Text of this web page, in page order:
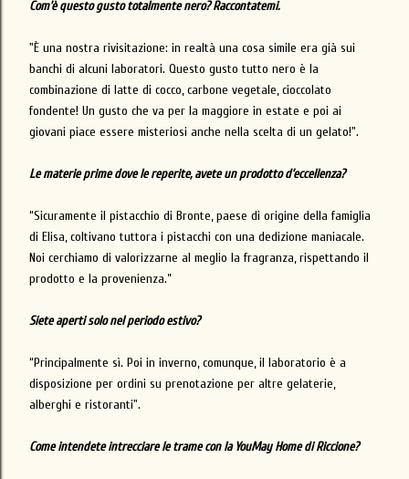
Com’è questo gusto totalmente nero? Raccontatemi.
"È una nostra rivisitazione: in realtà una cosa simile era già sui
banchi di alcuni laboratori. Questo gusto tutto nero è la
combinazione di latte di cocco, carbone vegetale, cioccolato
fondente! Un gusto che va per la maggiore in estate e poi ai
giovani piace essere misteriosi anche nella scelta di un gelato!".
Le materie prime dove le reperite, avete un prodotto d’eccellenza?
“Sicuramente il pistacchio di Bronte, paese di origine della famiglia
di Elisa, coltivano tuttora i pistacchi con una dedizione maniacale.
Noi cerchiamo di valorizzarne al meglio la fragranza, rispettando il
prodotto e la provenienza.”
Siete aperti solo nel periodo estivo?
“Principalmente sì. Poi in inverno, comunque, il laboratorio è a
disposizione per ordini su prenotazione per altre gelaterie,
alberghi e ristoranti".
Come intendete intrecciare le trame con la YouMay Home di Riccione?